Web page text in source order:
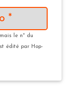
*
le n° du
édité par Hop-